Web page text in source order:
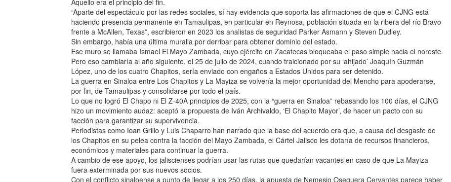
Aquello era el principio del fin.
“Aparte del espectáculo por las redes sociales, sí hay evidencia que soporta las afirmaciones de que el CJNG está
haciendo presencia permanente en Tamaulipas, en particular en Reynosa, población situada en la ribera del río Bravo
frente a McAllen, Texas”, escribieron en 2023 los analistas de seguridad Parker Asmann y Steven Dudley.
Sin embargo, había una última muralla por derribar para obtener dominio del estado.
Ese muro se llamaba Ismael El Mayo Zambada, cuyo ejército en Zacatecas bloqueaba el paso simple hacia el noreste.
Pero eso cambiaría al año siguiente, el 25 de julio de 2024, cuando traicionado por su ‘ahijado’ Joaquín Guzmán
López, uno de los cuatro Chapitos, sería enviado con engaños a Estados Unidos para ser detenido.
La guerra en Sinaloa entre Los Chapitos y La Mayiza se volvería la mejor oportunidad del Mencho para apoderarse,
por fin, de Tamaulipas y consolidarse por todo el país.
Lo que no logró El Chapo ni El Z-40A principios de 2025, con la “guerra en Sinaloa” rebasando los 100 días, el CJNG
hizo un movimiento audaz: aceptó la propuesta de Iván Archivaldo, ‘El Chapito Mayor’, de hacer un pacto con su
facción para garantizar su supervivencia.
Periodistas como Ioan Grillo y Luis Chaparro han narrado que la base del acuerdo era que, a causa del desgaste de
los Chapitos en su pelea contra la facción del Mayo Zambada, el Cártel Jalisco les dotaría de recursos financieros,
económicos y materiales para continuar la guerra.
A cambio de ese apoyo, los jaliscienses podrían usar las rutas que quedarían vacantes en caso de que La Mayiza
fuera exterminada por sus nuevos socios.
Con el conflicto sinaloense a punto de llegar a los 250 días, la apuesta de Nemesio Oseguera Cervantes parece haber